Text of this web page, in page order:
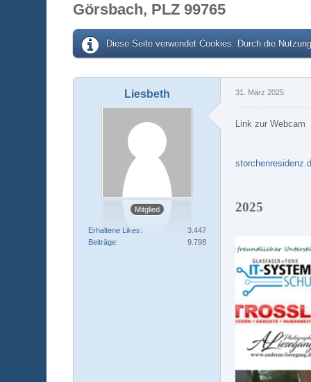
Görsbach, PLZ 99765
Diese Seite verwendet Cookies. Durch die
Liesbeth
Mitglied
Erhaltene Likes
3.447
Beiträge
9.798
31. März 2025
Link zur Webcam
2025